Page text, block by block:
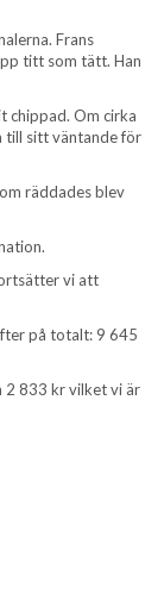
Frans
titt som tätt. Han
chippad. Om cirka
till sitt väntande för
räddades blev
vi att
på totalt: 9 645
2 833 kr vilket vi är